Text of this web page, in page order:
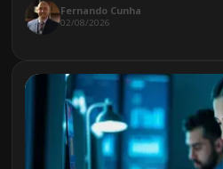
Fernando Cunha
02/08/2026